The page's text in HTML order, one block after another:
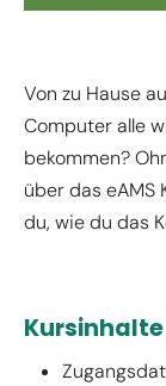
Von zu Hause
Computer alle
bekommen?
über das eAMS
du, wie du das
Kursinhalte